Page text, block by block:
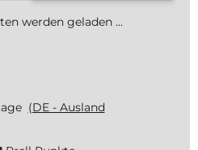
werden geladen ...
(DE - Ausland